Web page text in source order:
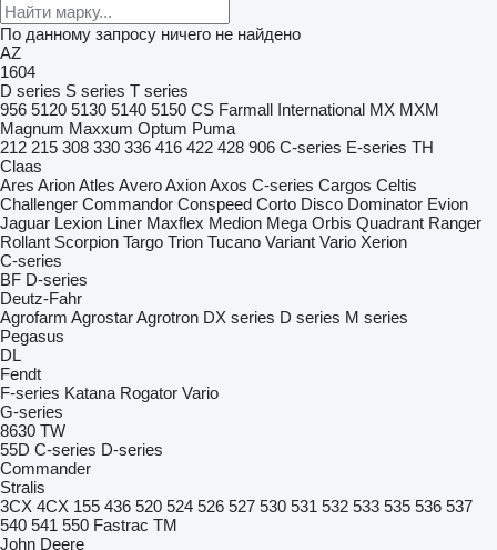
По данному запросу ничего не найдено
AZ
1604
D series S series T series
956 5120 5130 5140 5150 CS Farmall International MX MXM
Magnum Maxxum Optum Puma
212 215 308 330 336 416 422 428 906 C-series E-series TH
Claas
Ares ArionAtles AveroAxionAxos C-series Cargos Celtis
Challenger Commandor Conspeed Corto Disco Dominator Evion
Jaguar Lexion Liner Maxflex Medion Mega Orbis Quadrant Ranger
Rollant Scorpion Targo Trion Tucano Variant Vario Xerion
C-series
BF D-series
Deutz-Fahr
Agrofarm AgrostarAgrotron DX series D series M series
Pegasus
DL
Fendt
F-series Katana Rogator Vario
G-series
8630 TW
55D C-series D-series
Commander
Stralis
3CX 4CX 155 436 520 524 526 527 530 531 532 533 535 536 537
540 541 550 Fastrac TM
John Deere